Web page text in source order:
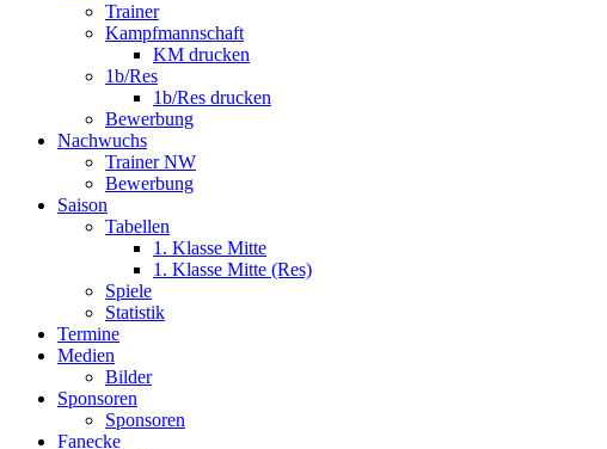
Trainer
Kampfmannschaft
KM drucken
1b/Res
1b/Res drucken
Bewerbung
Nachwuchs
Trainer NW
Bewerbung
Saison
Tabellen
1. Klasse Mitte
1. Klasse Mitte (Res)
Spiele
Statistik
Termine
Medien
Bilder
Sponsoren
Sponsoren
Fanecke